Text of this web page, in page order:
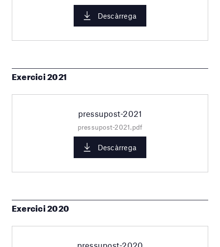
Descàrrega
Exercici 2021
pressupost-2021
pressupost-2021.pdf
Descàrrega
Exercici 2020